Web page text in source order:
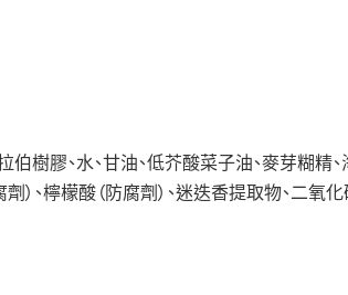
伯樹膠、水、甘油、低芥酸菜子油、麥芽糊精
）、檸檬酸（防腐劑）、迷迭香提取物、二氧